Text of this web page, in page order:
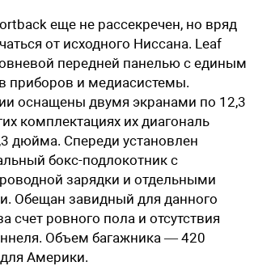
еще не рассекречен, но вряд
от исходного Ниссана. Leaf
передней панелью с единым
приборов и медиасистемы.
оснащены двумя экранами по 12,3
комплектациях их диагональ
дюйма. Спереди установлен
бокс-подлокотник с
зарядки и отдельными
Обещан завидный для данного
счет ровного пола и отсутствия
Объем багажника — 420
Америки.